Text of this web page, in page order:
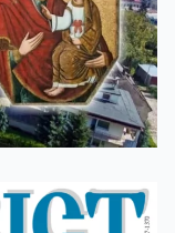
Facebooku · Udostępnij